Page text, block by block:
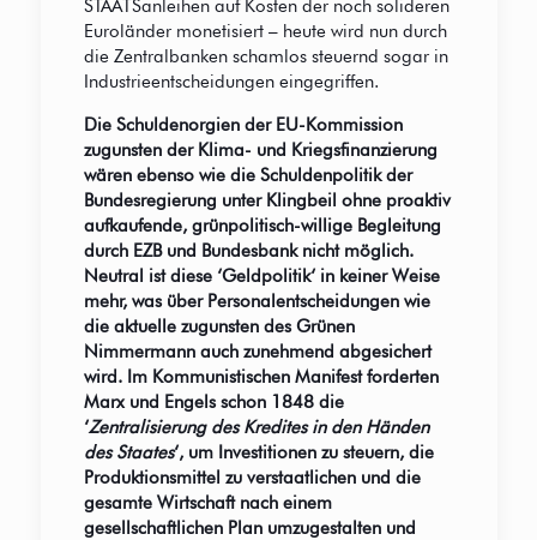
STAATSanleihen auf Kosten der noch solideren
Euroländer monetisiert – heute wird nun durch
die Zentralbanken schamlos steuernd sogar in
Industrieentscheidungen eingegriffen.
Die Schuldenorgien der EU-Kommission
zugunsten der Klima- und Kriegsfinanzierung
wären ebenso wie die Schuldenpolitik der
Bundesregierung unter Klingbeil ohne proaktiv
aufkaufende, grünpolitisch-willige Begleitung
durch EZB und Bundesbank nicht möglich.
Neutral ist diese ‘Geldpolitik‘ in keiner Weise
mehr, was über Personalentscheidungen wie
die aktuelle zugunsten des Grünen
Nimmermann auch zunehmend abgesichert
wird. Im Kommunistischen Manifest forderten
Marx und Engels schon 1848 die
‘Zentralisierung des Kredites in den Händen
des Staates‘, um Investitionen zu steuern, die
Produktionsmittel zu verstaatlichen und die
gesamte Wirtschaft nach einem
gesellschaftlichen Plan umzugestalten und